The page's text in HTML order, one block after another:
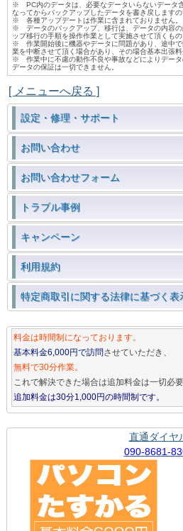
※ PC内のデータは、必要なデータいらないデータ
なってからバックアップしたデータを書き戻します
※ 各種アップデートは作業に含まれておりません。
※ データのバックアップ、移行は、データの内容の
ップ移行の手順を操作作業として実施させて頂くもの
※ 作業開始後に機器やデータに問題があり、途中
業を中断させて頂く場合があり、その場合基本出張
※ 作業中に不慮の動作不良や事故などによりデータ
データの保証は一切できません。
[ メニューへ戻る ]
設定・修理・サポート
お問い合わせ
お問い合わせフォーム
トラブル事例
キャンペーン
利用規約
特定商取引に関する法律に基づく表
料金は時間制になっております。
基本料金6,000円で訪問させていただき、
無料で30分作業。
これで解決できた場合は追加料金は一切必要
追加料金は30分1,000円の時間制です。
直通ダイヤ
090-8681-